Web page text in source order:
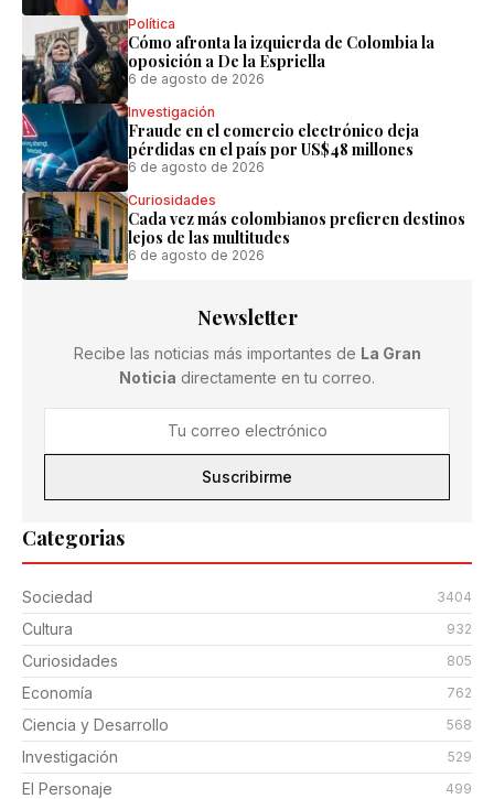
Política
Cómo afronta la izquierda de Colombia la
oposición a De la Espriella
6 de agosto de 2026
Investigación
Fraude en el comercio electrónico deja
pérdidas en el país por US$48 millones
6 de agosto de 2026
Curiosidades
Cada vez más colombianos prefieren destinos
lejos de las multitudes
6 de agosto de 2026
Categorias
Sociedad 3404
Cultura 932
Curiosidades 805
Economía 762
Ciencia y Desarrollo 568
Investigación 529
El Personaje 499
Newsletter
Recibe las noticias más importantes de La Gran
Noticia directamente en tu correo.
Suscribirme